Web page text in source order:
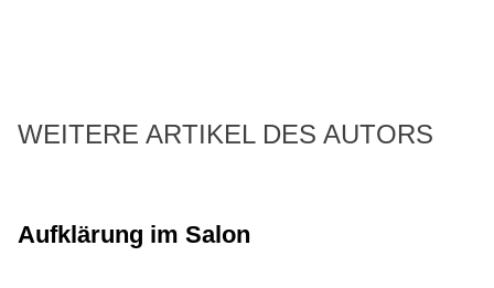
WEITERE ARTIKEL DES AUTORS
Aufklärung im Salon